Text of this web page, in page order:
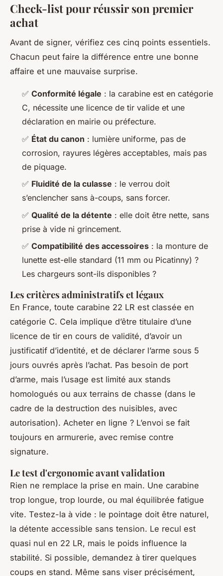
Check-list pour réussir son premier
achat
Avant de signer, vérifiez ces cinq points essentiels.
Chacun peut faire la différence entre une bonne
affaire et une mauvaise surprise.
✅ Conformité légale : la carabine est en catégorie
C, nécessite une licence de tir valide et une
déclaration en mairie ou préfecture.
✅ État du canon : lumière uniforme, pas de
corrosion, rayures légères acceptables, mais pas
de piquage.
✅ Fluidité de la culasse : le verrou doit
s’enclencher sans à-coups, sans forcer.
✅ Qualité de la détente : elle doit être nette, sans
prise à vide ni grincement.
✅ Compatibilité des accessoires : la monture de
lunette est-elle standard (11 mm ou Picatinny) ?
Les chargeurs sont-ils disponibles ?
Les critères administratifs et légaux
En France, toute carabine 22 LR est classée en
catégorie C. Cela implique d’être titulaire d’une
licence de tir en cours de validité, d’avoir un
justificatif d’identité, et de déclarer l’arme sous 5
jours ouvrés après l’achat. Pas besoin de port
d’arme, mais l’usage est limité aux stands
homologués ou aux terrains de chasse (dans le
cadre de la destruction des nuisibles, avec
autorisation). Acheter en ligne ? L’envoi se fait
toujours en armurerie, avec remise contre
signature.
Le test d'ergonomie avant validation
Rien ne remplace la prise en main. Une carabine
trop longue, trop lourde, ou mal équilibrée fatigue
vite. Testez-la à vide : le pointage doit être naturel,
la détente accessible sans tension. Le recul est
quasi nul en 22 LR, mais le poids influence la
stabilité. Si possible, demandez à tirer quelques
coups en stand. Même sans viser précisément,